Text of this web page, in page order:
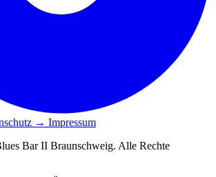
→ Impressum
Bar II Braunschweig. Alle Rechte